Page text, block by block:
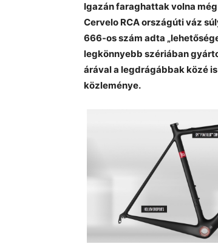
Igazán faraghattak volna
Cervelo RCA országúti váz
666-os szám adta
legkönnyebb szériában
árával a legdrágábbak közé
közleménye.